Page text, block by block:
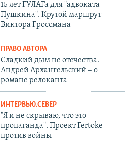
15 лет ГУЛАГа для "адвоката
Пушкина". Крутой маршрут
Виктора Гроссмана
ПРАВО АВТОРА
Сладкий дым не отечества.
Андрей Архангельский – о
романе релоканта
ИНТЕРВЬЮ.СЕВЕР
"Я и не скрываю, что это
пропаганда". Проект Fertoke
против войны